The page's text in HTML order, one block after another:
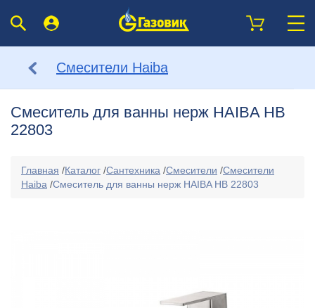
Смесители Haiba
Смеситель для ванны нерж HAIBA HB
22803
Главная /Каталог /Сантехника /Смесители /Смесители
Haiba /Смеситель для ванны нерж HAIBA HB 22803